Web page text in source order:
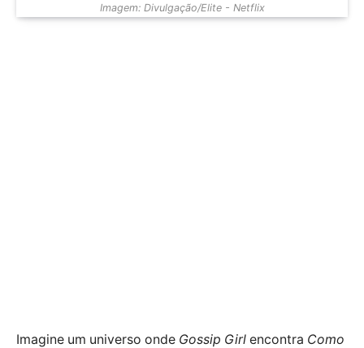
Imagem: Divulgação/Elite - Netflix
Imagine um universo onde Gossip Girl encontra Como